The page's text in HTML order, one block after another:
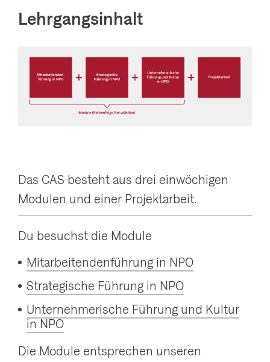
Lehrgangsinhalt
Das CAS besteht aus drei einwöchigen
Modulen und einer Projektarbeit.
Du besuchst die Module
Mitarbeitendenführung in NPO
Strategische Führung in NPO
Unternehmerische Führung und Kultur
in NPO
Die Module entsprechen unseren